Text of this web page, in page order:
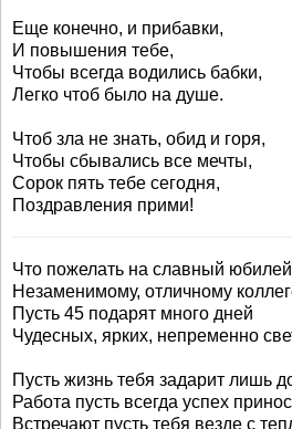
Еще конечно, и прибавки,
И повышения тебе,
Чтобы всегда водились бабки,
Легко чтоб было на душе.
Чтоб зла не знать, обид и горя,
Чтобы сбывались все мечты,
Сорок пять тебе сегодня,
Поздравления прими!
Что пожелать на славный юбилей
Незаменимому, отличному
Пусть 45 подарят много дней
Чудесных, ярких, непременно
Пусть жизнь тебя задарит лишь
Работа пусть всегда успех
Встречают пусть тебя везде с